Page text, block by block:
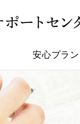
安心プラン